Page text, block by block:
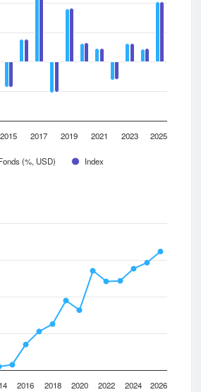
(%, USD) Index
2015 2017 2019 2021 2023 2025
2016 2018 2020 2022 2024 2026